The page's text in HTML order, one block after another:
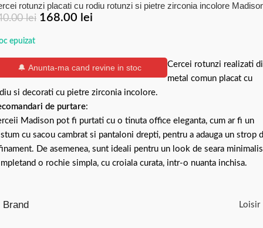
rotunzi placati cu rodiu rotunzi si pietre zirconia incolore
lei 168.00 lei
epuizat
🔔 Anunta-ma cand revine in stoc
Cercei rotunzi realizati
metal comun placat cu
si decorati cu pietre zirconia incolore.
de purtare:
Madison pot fi purtati cu o tinuta office eleganta, cum ar fi un
cu sacou cambrat si pantaloni drepti, pentru a adauga un strop
De asemenea, sunt ideali pentru un look de seara
o rochie simpla, cu croiala curata, intr-o nuanta inchisa.
Brand Loisir